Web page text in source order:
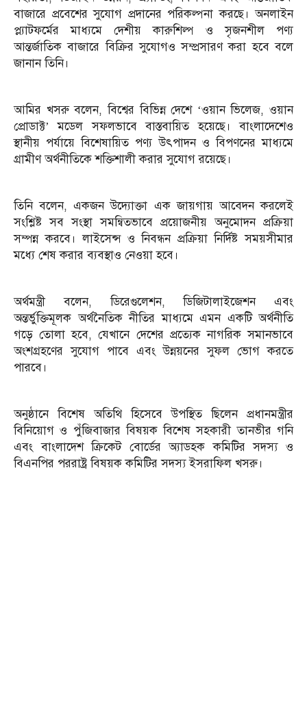
বাজারে প্রবেশের সুযোগ প্রদানের পরিকল্পনা করছে। অনলাইন
প্ল্যাটফর্মের মাধ্যমে দেশীয় কারুশিল্প ও সৃজনশীল পণ্য
আন্তর্জাতিক বাজারে বিক্রির সুযোগও সম্প্রসারণ করা হবে বলে
জানান তিনি।
আমির খসরু বলেন, বিশ্বের বিভিন্ন দেশে ‘ওয়ান ভিলেজ, ওয়ান
প্রোডাক্ট’ মডেল সফলভাবে বাস্তবায়িত হয়েছে। বাংলাদেশেও
স্থানীয় পর্যায়ে বিশেষায়িত পণ্য উৎপাদন ও বিপণনের মাধ্যমে
গ্রামীণ অর্থনীতিকে শক্তিশালী করার সুযোগ রয়েছে।
তিনি বলেন, একজন উদ্যোক্তা এক জায়গায় আবেদন করলেই
সংশ্লিষ্ট সব সংস্থা সমন্বিতভাবে প্রয়োজনীয় অনুমোদন প্রক্রিয়া
সম্পন্ন করবে। লাইসেন্স ও নিবন্ধন প্রক্রিয়া নির্দিষ্ট সময়সীমার
মধ্যে শেষ করার ব্যবস্থাও নেওয়া হবে।
অর্থমন্ত্রী বলেন, ডিরেগুলেশন, ডিজিটালাইজেশন এবং
অন্তর্ভুক্তিমূলক অর্থনৈতিক নীতির মাধ্যমে এমন একটি অর্থনীতি
গড়ে তোলা হবে, যেখানে দেশের প্রত্যেক নাগরিক সমানভাবে
অংশগ্রহণের সুযোগ পাবে এবং উন্নয়নের সুফল ভোগ করতে
পারবে।
অনুষ্ঠানে বিশেষ অতিথি হিসেবে উপস্থিত ছিলেন প্রধানমন্ত্রীর
বিনিয়োগ ও পুঁজিবাজার বিষয়ক বিশেষ সহকারী তানভীর গনি
এবং বাংলাদেশ ক্রিকেট বোর্ডের অ্যাডহক কমিটির সদস্য ও
বিএনপির পররাষ্ট্র বিষয়ক কমিটির সদস্য ইসরাফিল খসরু।